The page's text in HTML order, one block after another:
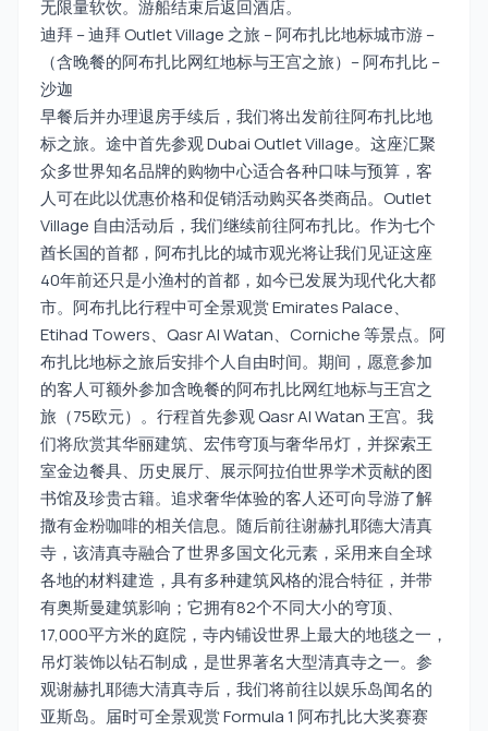
无限量软饮。游船结束后返回酒店。
迪拜 – 迪拜 Outlet Village 之旅 – 阿布扎比地标城市游 –
（含晚餐的阿布扎比网红地标与王宫之旅）– 阿布扎比 –
沙迦
早餐后并办理退房手续后，我们将出发前往阿布扎比地
标之旅。途中首先参观 Dubai Outlet Village。这座汇聚
众多世界知名品牌的购物中心适合各种口味与预算，客
人可在此以优惠价格和促销活动购买各类商品。Outlet
Village 自由活动后，我们继续前往阿布扎比。作为七个
酋长国的首都，阿布扎比的城市观光将让我们见证这座
40年前还只是小渔村的首都，如今已发展为现代化大都
市。阿布扎比行程中可全景观赏 Emirates Palace、
Etihad Towers、Qasr Al Watan、Corniche 等景点。阿
布扎比地标之旅后安排个人自由时间。期间，愿意参加
的客人可额外参加含晚餐的阿布扎比网红地标与王宫之
旅（75欧元）。行程首先参观 Qasr Al Watan 王宫。我
们将欣赏其华丽建筑、宏伟穹顶与奢华吊灯，并探索王
室金边餐具、历史展厅、展示阿拉伯世界学术贡献的图
书馆及珍贵古籍。追求奢华体验的客人还可向导游了解
撒有金粉咖啡的相关信息。随后前往谢赫扎耶德大清真
寺，该清真寺融合了世界多国文化元素，采用来自全球
各地的材料建造，具有多种建筑风格的混合特征，并带
有奥斯曼建筑影响；它拥有82个不同大小的穹顶、
17,000平方米的庭院，寺内铺设世界上最大的地毯之一，
吊灯装饰以钻石制成，是世界著名大型清真寺之一。参
观谢赫扎耶德大清真寺后，我们将前往以娱乐岛闻名的
亚斯岛。届时可全景观赏 Formula 1 阿布扎比大奖赛赛